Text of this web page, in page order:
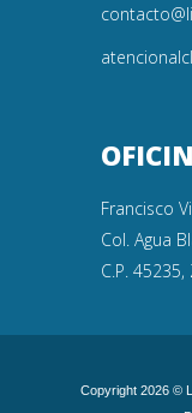
Francisco
Col. Agua
C.P.
Copyright 2026 ©